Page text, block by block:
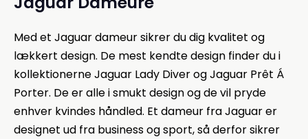
Med et Jaguar dameur sikrer du dig kvalitet og
lækkert design. De mest kendte design finder du i
kollektionerne Jaguar Lady Diver og Jaguar Prêt Á
Porter. De er alle i smukt design og de vil pryde
enhver kvindes håndled. Et dameur fra Jaguar er
designet ud fra business og sport, så derfor sikrer